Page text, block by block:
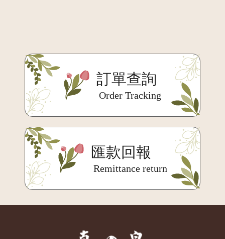
訂單查詢
Order Tracking
匯款回報
Remittance return